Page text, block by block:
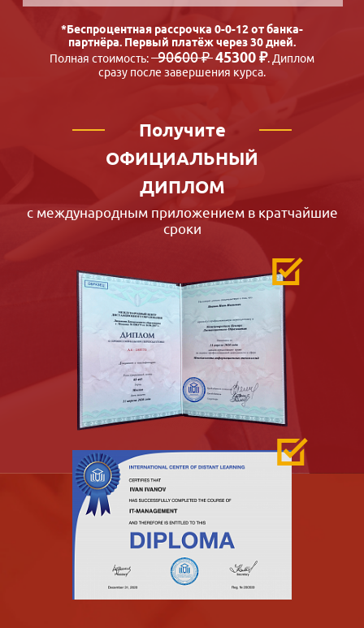
*Беспроцентная рассрочка 0-0-12 от банка-
партнёра. Первый платёж через 30 дней.
Полная стоимость:90600 ₽45300 ₽. Диплом
сразу после завершения курса.
Получите
ОФИЦИАЛЬНЫЙ
ДИПЛОМ
с международным приложением в кратчайшие
сроки